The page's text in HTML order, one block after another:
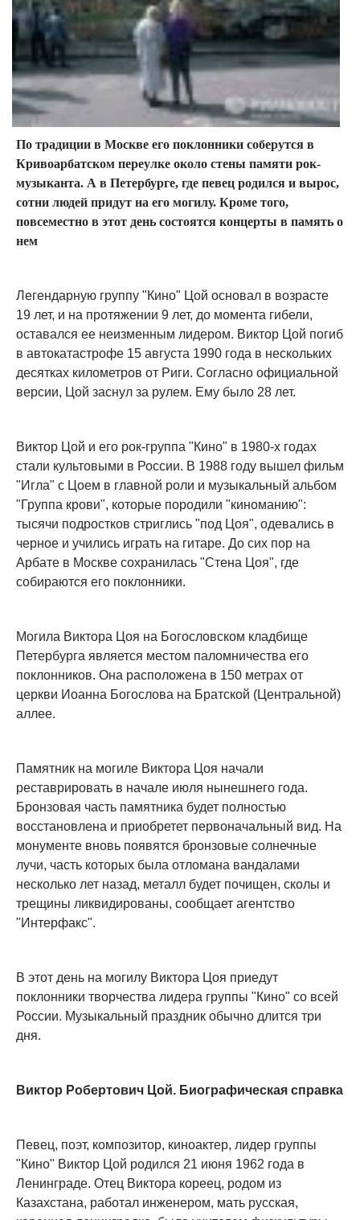
По традиции в Москве его поклонники соберутся в
Кривоарбатском переулке около стены памяти рок-
музыканта. А в Петербурге, где певец родился и вырос,
сотни людей придут на его могилу. Кроме того,
повсеместно в этот день состоятся концерты в память о
нем
Легендарную группу "Кино" Цой основал в возрасте
19 лет, и на протяжении 9 лет, до момента гибели,
оставался ее неизменным лидером. Виктор Цой погиб
в автокатастрофе 15 августа 1990 года в нескольких
десятках километров от Риги. Согласно официальной
версии, Цой заснул за рулем. Ему было 28 лет.
Виктор Цой и его рок-группа "Кино" в 1980-х годах
стали культовыми в России. В 1988 году вышел фильм
"Игла" с Цоем в главной роли и музыкальный альбом
"Группа крови", которые породили "киноманию":
тысячи подростков стриглись "под Цоя", одевались в
черное и учились играть на гитаре. До сих пор на
Арбате в Москве сохранилась "Стена Цоя", где
собираются его поклонники.
Могила Виктора Цоя на Богословском кладбище
Петербурга является местом паломничества его
поклонников. Она расположена в 150 метрах от
церкви Иоанна Богослова на Братской (Центральной)
аллее.
Памятник на могиле Виктора Цоя начали
реставрировать в начале июля нынешнего года.
Бронзовая часть памятника будет полностью
восстановлена и приобретет первоначальный вид. На
монументе вновь появятся бронзовые солнечные
лучи, часть которых была отломана вандалами
несколько лет назад, металл будет почищен, сколы и
трещины ликвидированы, сообщает агентство
"Интерфакс".
В этот день на могилу Виктора Цоя приедут
поклонники творчества лидера группы "Кино" со всей
России. Музыкальный праздник обычно длится три
дня.
Виктор Робертович Цой. Биографическая справка
Певец, поэт, композитор, киноактер, лидер группы
"Кино" Виктор Цой родился 21 июня 1962 года в
Ленинграде. Отец Виктора кореец, родом из
Казахстана, работал инженером, мать русская,